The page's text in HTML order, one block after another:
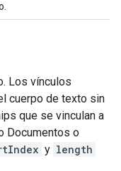
Los vínculos
cuerpo de texto sin
que se vinculan a
Documentos o
y length